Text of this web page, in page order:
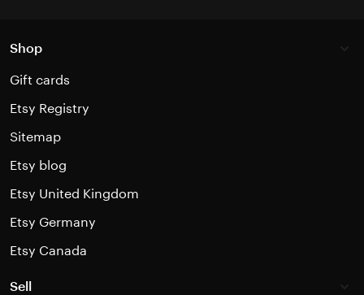
Shop
Gift cards
Etsy Registry
Sitemap
Etsy blog
Etsy United Kingdom
Etsy Germany
Etsy Canada
Sell